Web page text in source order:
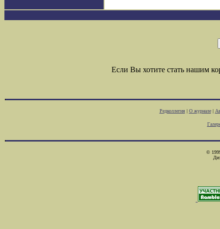
Если Вы хотите стать нашим
Редколлегия| О журнале|
©